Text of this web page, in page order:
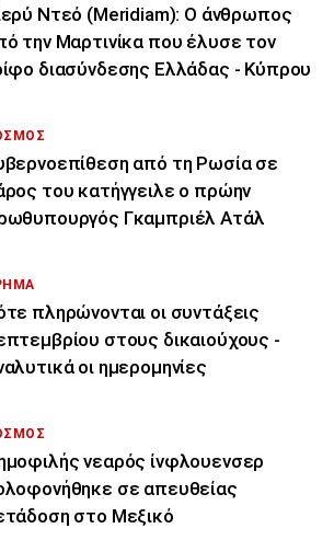
Ντεό (Meridiam): Ο άνθρωπος
την Μαρτινίκα που έλυσε τον
διασύνδεσης Ελλάδας - Κύπρου
από τη Ρωσία σε
του κατήγγειλε ο πρώην
Γκαμπριέλ Ατάλ
πληρώνονται οι συντάξεις
στους δικαιούχους -
οι ημερομηνίες
νεαρός ίνφλουενσερ
σε απευθείας
στο Μεξικό